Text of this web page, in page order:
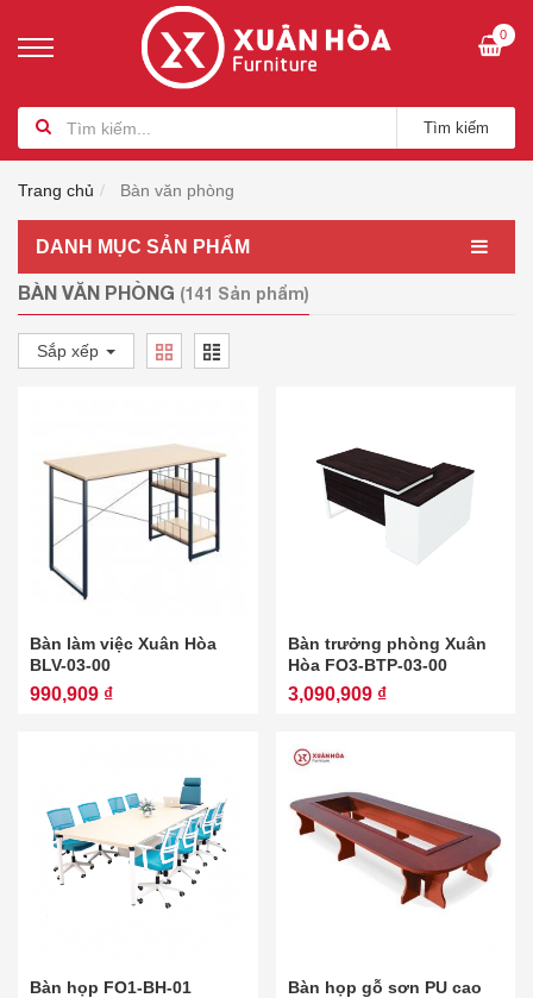
0
Tìm kiếm
Trang chủ Bàn văn phòng
DANH MỤC SẢN PHẨM
BÀN VĂN PHÒNG (141 Sản phẩm)
Sắp xếp
Bàn làm việc Xuân Hòa
BLV-03-00
990,909 ₫
Bàn trưởng phòng Xuân
Hòa FO3-BTP-03-00
3,090,909 ₫
Bàn họp FO1-BH-01
Bàn họp gỗ sơn PU cao